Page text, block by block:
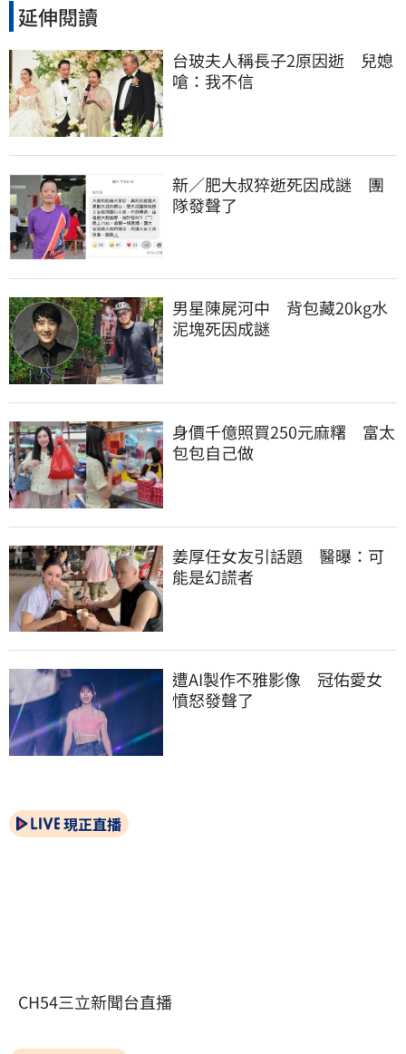
延伸閱讀
台玻夫人稱長子2原因逝　兒媳
嗆：我不信
新／肥大叔猝逝死因成謎　團
隊發聲了
男星陳屍河中　背包藏20kg水
泥塊死因成謎
身價千億照買250元麻糬　富太
包包自己做
姜厚任女友引話題　醫曝：可
能是幻謊者
遭AI製作不雅影像　冠佑愛女
憤怒發聲了
現正直播
CH54三立新聞台直播